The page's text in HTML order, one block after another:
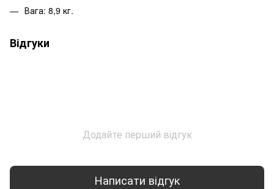
Вага: 8,9 кг.
Відгуки
Додайте перший відгук
Написати відгук